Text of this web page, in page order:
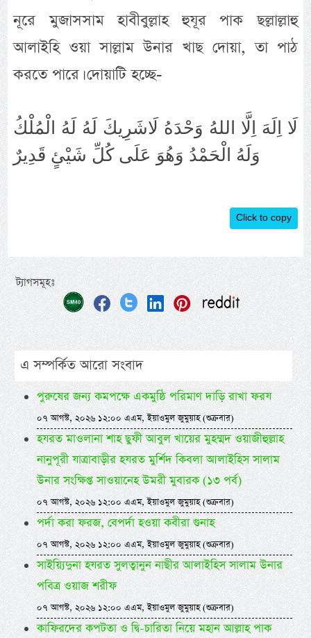
নূরে মুজাসসাম হাবীবুল্লাহ হুযূর পাক ছল্লাল্লাহু
আলাইহি ওয়া সাল্লাম উনার খাছ দোয়া, তা পাঠ
করতে পারে। দোয়াটি হচ্ছে-
لَا اِلَهَ اِلَّا اللهُ وَحْدَهُ لَاشَرِيكَ لَهُ لَهُ الْمُلْكُ
وَلَهُ الْحَمْدُ وَهُوَ عَلَى كُلِّ شَيْئٍ قَدِيرٌ
Click to copy
ট্যাগসমূহঃ
এ সম্পর্কিত আরো সংবাদ
পুরুষের জন্য কমপক্ষে একমুষ্ঠি পরিমাণ দাড়ি রাখা ফরয
০৭ আগস্ট, ২০২৬ ১২:০০ এএম, ইয়াওমুল জুমুয়াহ (শুক্রবার)
হযরত মাওলানা শাহ ছুফী আবুল খায়ের মুহম্মদ ওয়াজীহুল্লাহ
নানুপূরী যাত্রাবাড়ীর হযরত মুর্শিদ কিবলা আলাইহিস সালাম
উনার সংক্ষিপ্ত সাওয়ানেহ উমরী মুবারক (১৩ পর্ব)
০৭ আগস্ট, ২০২৬ ১২:০০ এএম, ইয়াওমুল জুমুয়াহ (শুক্রবার)
পর্দা করা ফরজ, বেপর্দা হওয়া কবীরা গুনাহ
০৭ আগস্ট, ২০২৬ ১২:০০ এএম, ইয়াওমুল জুমুয়াহ (শুক্রবার)
সাইয়্যিদুনা হযরত সুলত্বানুন নাছীর আলাইহিস সালাম উনার
পবিত্র ওয়াজ শরীফ
০৭ আগস্ট, ২০২৬ ১২:০০ এএম, ইয়াওমুল জুমুয়াহ (শুক্রবার)
কাফিরদের কপটতা ও দ্বি-চারিতা নিয়ে মহান আল্লাহ পাক